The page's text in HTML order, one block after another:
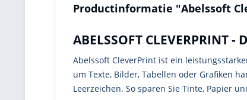
Productinformatie "Abelssoft
ABELSSOFT CLEVERPRINT -
Abelssoft CleverPrint ist ein
um Texte, Bilder, Tabellen oder Grafiken
Leerzeichen. So sparen Sie Tinte, Papier